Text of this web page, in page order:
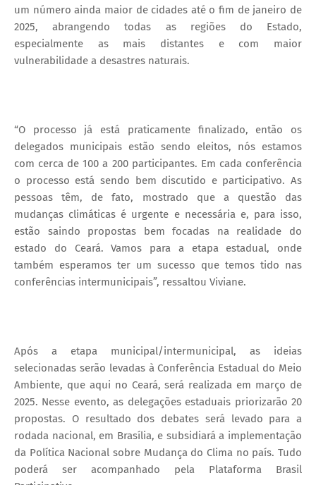
um número ainda maior de cidades até o fim de janeiro de
2025, abrangendo todas as regiões do Estado,
especialmente as mais distantes e com maior
vulnerabilidade a desastres naturais.
“O processo já está praticamente finalizado, então os
delegados municipais estão sendo eleitos, nós estamos
com cerca de 100 a 200 participantes. Em cada conferência
o processo está sendo bem discutido e participativo. As
pessoas têm, de fato, mostrado que a questão das
mudanças climáticas é urgente e necessária e, para isso,
estão saindo propostas bem focadas na realidade do
estado do Ceará. Vamos para a etapa estadual, onde
também esperamos ter um sucesso que temos tido nas
conferências intermunicipais”, ressaltou Viviane.
Após a etapa municipal/intermunicipal, as ideias
selecionadas serão levadas à Conferência Estadual do Meio
Ambiente, que aqui no Ceará, será realizada em março de
2025. Nesse evento, as delegações estaduais priorizarão 20
propostas. O resultado dos debates será levado para a
rodada nacional, em Brasília, e subsidiará a implementação
da Política Nacional sobre Mudança do Clima no país. Tudo
poderá ser acompanhado pela Plataforma Brasil